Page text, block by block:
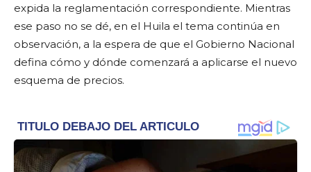
expida la reglamentación correspondiente. Mientras
ese paso no se dé, en el Huila el tema continúa en
observación, a la espera de que el Gobierno Nacional
defina cómo y dónde comenzará a aplicarse el nuevo
esquema de precios.